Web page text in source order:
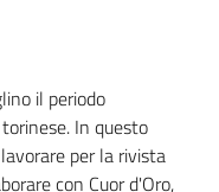
il periodo
In questo
per la rivista
con Cuor d'Oro,